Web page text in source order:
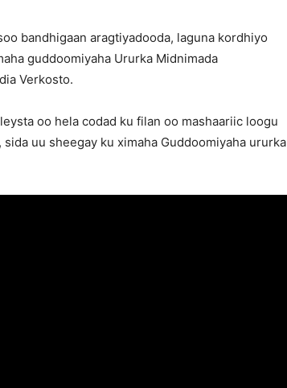
bandhigaan aragtiyadooda, laguna kordhiyo
guddoomiyaha Ururka Midnimada
Verkosto.
oo hela codad ku filan oo mashaariic loogu
uu sheegay ku ximaha Guddoomiyaha ururka